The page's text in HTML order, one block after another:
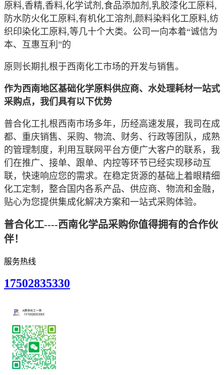
原料,香精,香料,化学试剂,食品添加剂,乳胶漆化工原料,
防水防火化工原料,有机化工溶剂,颜料染料化工原料,纺
织印染化工原料,等几十个大类。公司一向本着“诚信为
本、互惠互利”的
原则长期扎根于西南化工市场的开发与销售。
作为西南地区基础化学原料供应商、水处理耗材一站式
采购点，我们具有以下优势
普合化工扎根西南市场多年，历经高速发展，我司在成
都、重庆销售、采购、物流、财务、行政等团队，成熟
的管理制度，利用互联网平台方便广大客户的联系，我
们在推广、接单、跟单、内控等环节已经实现移动互
联，快速响应您的需求。在稳定货源的基础上着眼精细
化工定制，整合国内各系产品、供应商、物流和金融，
贴心为您提供集成化解决方案和一站式采购体验。
普合化工----西南化学品采购你值得拥有的合作伙
伴！
服务热线
17502835330